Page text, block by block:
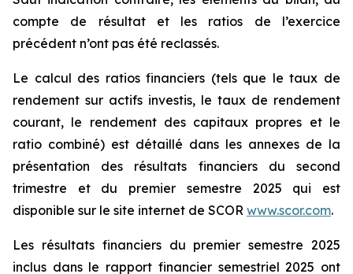
compte de résultat et les ratios de l’exercice
précédent n’ont pas été reclassés.
Le calcul des ratios financiers (tels que le taux de
rendement sur actifs investis, le taux de rendement
courant, le rendement des capitaux propres et le
ratio combiné) est détaillé dans les annexes de la
présentation des résultats financiers du second
trimestre et du premier semestre 2025 qui est
disponible sur le site internet de SCOR www.scor.com.
Les résultats financiers du premier semestre 2025
inclus dans le rapport financier semestriel 2025 ont